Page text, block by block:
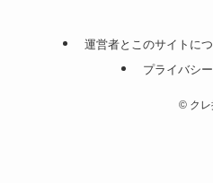
運営者とこのサイトに
プライバシ
©クレ